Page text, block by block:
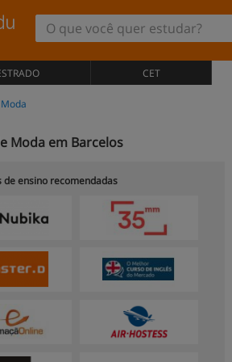
CET
Moda
Moda em Barcelos
de ensino recomendadas